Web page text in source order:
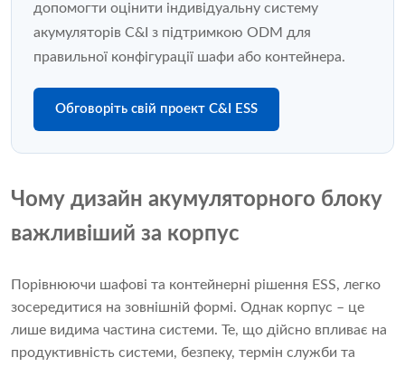
допомогти оцінити індивідуальну систему
акумуляторів C&I з підтримкою ODM для
правильної конфігурації шафи або контейнера.
Обговоріть свій проект C&I ESS
Чому дизайн акумуляторного блоку
важливіший за корпус
Порівнюючи шафові та контейнерні рішення ESS, легко
зосередитися на зовнішній формі. Однак корпус – це
лише видима частина системи. Те, що дійсно впливає на
продуктивність системи, безпеку, термін служби та